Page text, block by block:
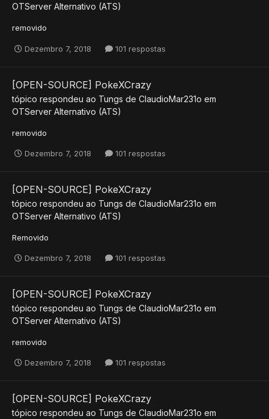
OTServer Alternativo (ATS)
removido
Dezembro 7, 2018 101 respostas
[OPEN-SOURCE] PokeXCrazy
tópico respondeu ao Tungs de ClaudioMar231o em
OTServer Alternativo (ATS)
removido
Dezembro 7, 2018 101 respostas
[OPEN-SOURCE] PokeXCrazy
tópico respondeu ao Tungs de ClaudioMar231o em
OTServer Alternativo (ATS)
Removido
Dezembro 7, 2018 101 respostas
[OPEN-SOURCE] PokeXCrazy
tópico respondeu ao Tungs de ClaudioMar231o em
OTServer Alternativo (ATS)
removido
Dezembro 7, 2018 101 respostas
[OPEN-SOURCE] PokeXCrazy
tópico respondeu ao Tungs de ClaudioMar231o em